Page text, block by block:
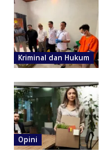
Kriminal dan Hukum
Opini